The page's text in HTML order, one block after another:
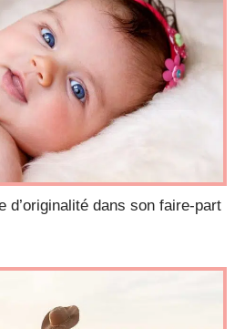
d’originalité dans son faire-part